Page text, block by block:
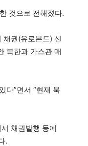
것으로 전해졌다.
채권(유로본드) 신
북한과 가스관 매
다”면서 “현재 북
채권발행 등에
.